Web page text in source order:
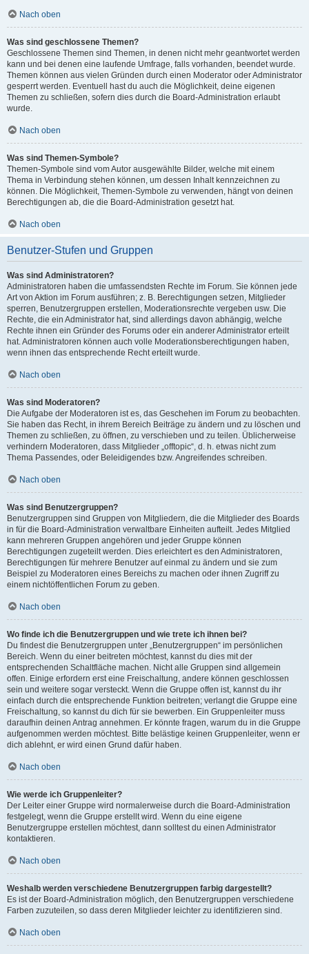
Nach oben
Was sind geschlossene Themen?
Geschlossene Themen sind Themen, in denen nicht mehr geantwortet werden
kann und bei denen eine laufende Umfrage, falls vorhanden, beendet wurde.
Themen können aus vielen Gründen durch einen Moderator oder Administrator
gesperrt werden. Eventuell hast du auch die Möglichkeit, deine eigenen
Themen zu schließen, sofern dies durch die Board-Administration erlaubt
wurde.
Nach oben
Was sind Themen-Symbole?
Themen-Symbole sind vom Autor ausgewählte Bilder, welche mit einem
Thema in Verbindung stehen können, um dessen Inhalt kennzeichnen zu
können. Die Möglichkeit, Themen-Symbole zu verwenden, hängt von deinen
Berechtigungen ab, die die Board-Administration gesetzt hat.
Nach oben
Benutzer-Stufen und Gruppen
Was sind Administratoren?
Administratoren haben die umfassendsten Rechte im Forum. Sie können jede
Art von Aktion im Forum ausführen; z. B. Berechtigungen setzen, Mitglieder
sperren, Benutzergruppen erstellen, Moderationsrechte vergeben usw. Die
Rechte, die ein Administrator hat, sind allerdings davon abhängig, welche
Rechte ihnen ein Gründer des Forums oder ein anderer Administrator erteilt
hat. Administratoren können auch volle Moderationsberechtigungen haben,
wenn ihnen das entsprechende Recht erteilt wurde.
Nach oben
Was sind Moderatoren?
Die Aufgabe der Moderatoren ist es, das Geschehen im Forum zu beobachten.
Sie haben das Recht, in ihrem Bereich Beiträge zu ändern und zu löschen und
Themen zu schließen, zu öffnen, zu verschieben und zu teilen. Üblicherweise
verhindern Moderatoren, dass Mitglieder „offtopic“, d. h. etwas nicht zum
Thema Passendes, oder Beleidigendes bzw. Angreifendes schreiben.
Nach oben
Was sind Benutzergruppen?
Benutzergruppen sind Gruppen von Mitgliedern, die die Mitglieder des Boards
in für die Board-Administration verwaltbare Einheiten aufteilt. Jedes Mitglied
kann mehreren Gruppen angehören und jeder Gruppe können
Berechtigungen zugeteilt werden. Dies erleichtert es den Administratoren,
Berechtigungen für mehrere Benutzer auf einmal zu ändern und sie zum
Beispiel zu Moderatoren eines Bereichs zu machen oder ihnen Zugriff zu
einem nichtöffentlichen Forum zu geben.
Nach oben
Wo finde ich die Benutzergruppen und wie trete ich ihnen bei?
Du findest die Benutzergruppen unter „Benutzergruppen“ im persönlichen
Bereich. Wenn du einer beitreten möchtest, kannst du dies mit der
entsprechenden Schaltfläche machen. Nicht alle Gruppen sind allgemein
offen. Einige erfordern erst eine Freischaltung, andere können geschlossen
sein und weitere sogar versteckt. Wenn die Gruppe offen ist, kannst du ihr
einfach durch die entsprechende Funktion beitreten; verlangt die Gruppe eine
Freischaltung, so kannst du dich für sie bewerben. Ein Gruppenleiter muss
daraufhin deinen Antrag annehmen. Er könnte fragen, warum du in die Gruppe
aufgenommen werden möchtest. Bitte belästige keinen Gruppenleiter, wenn er
dich ablehnt, er wird einen Grund dafür haben.
Nach oben
Wie werde ich Gruppenleiter?
Der Leiter einer Gruppe wird normalerweise durch die Board-Administration
festgelegt, wenn die Gruppe erstellt wird. Wenn du eine eigene
Benutzergruppe erstellen möchtest, dann solltest du einen Administrator
kontaktieren.
Nach oben
Weshalb werden verschiedene Benutzergruppen farbig dargestellt?
Es ist der Board-Administration möglich, den Benutzergruppen verschiedene
Farben zuzuteilen, so dass deren Mitglieder leichter zu identifizieren sind.
Nach oben